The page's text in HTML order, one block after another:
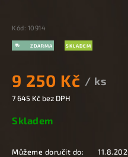
Kód: 10914
SKLADEM
9 250 Kč / ks
7 645 Kč bez DPH
Skladem
Můžeme doručit do: